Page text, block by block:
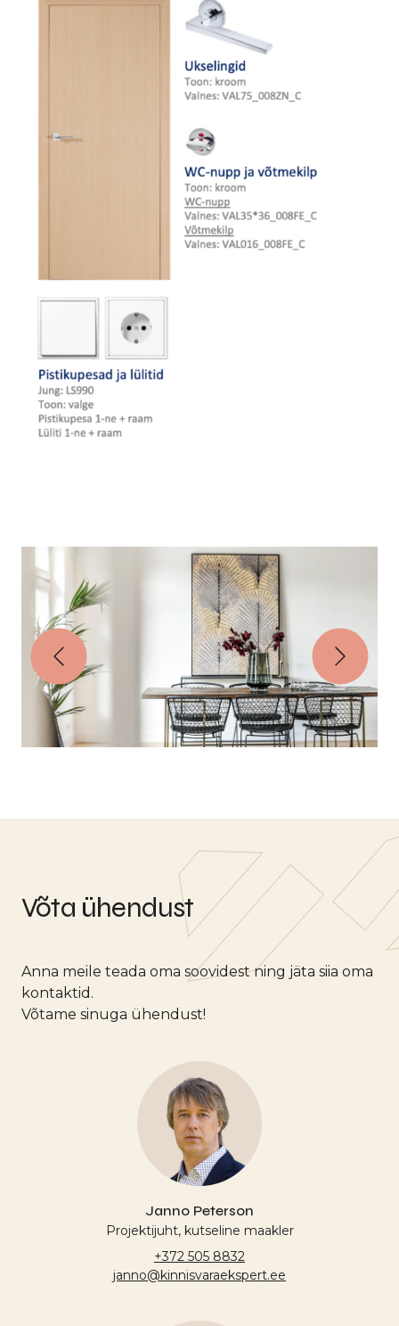
Võta ühendust
Anna meile teada oma soovidest ning jäta siia oma
kontaktid.
Võtame sinuga ühendust!
Janno Peterson
Projektijuht, kutseline maakler
+372 505 8832
janno@kinnisvaraekspert.ee